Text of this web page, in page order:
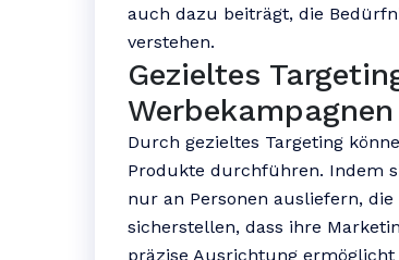
auch dazu beiträgt, die
verstehen.
Gezieltes
Durch gezieltes Targeting
Produkte durchführen. Indem
nur an Personen ausliefern,
sicherstellen, dass ihre
präzise Ausrichtung